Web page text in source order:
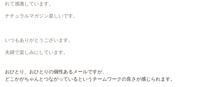
れて感激しています。
ナチュラルマガジン楽しいです。
いつもありがとうございます。
夫婦で楽しみにしています。
おひとり、おひとりの個性あるメールですが、
どこかがちゃんとつながっているというチームワークの良さが感じられます。